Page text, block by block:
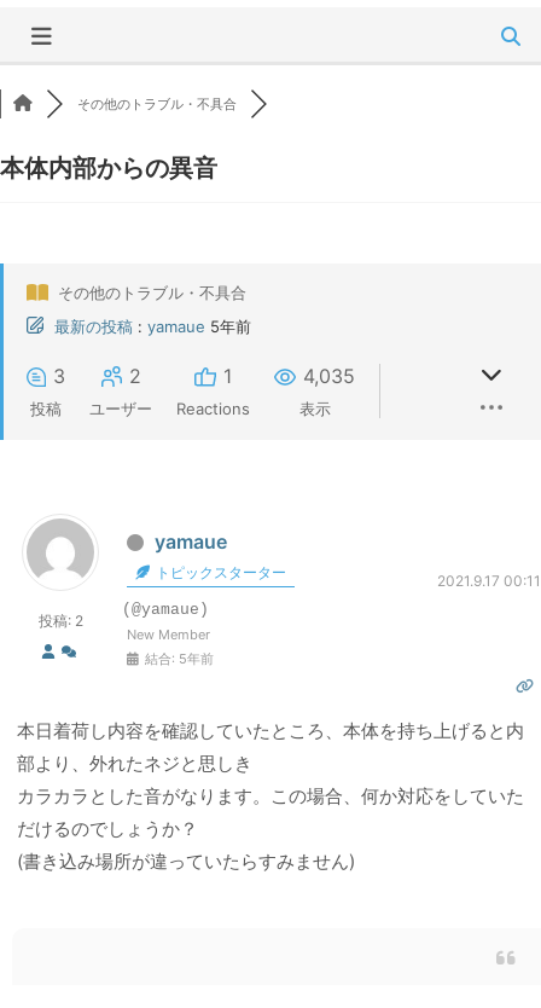
その他のトラブル・不具合
本体内部からの異音
その他のトラブル・不具合
最新の投稿 : yamaue 5年前
3
投稿
2
ユーザー
1
Reactions
4,035
表示
投稿: 2
yamaue
トピックスターター
2021.9.17 00:11
(@yamaue)
New Member
結合: 5年前
本日着荷し内容を確認していたところ、本体を持ち上げると内
部より、外れたネジと思しき
カラカラとした音がなります。この場合、何か対応をしていた
だけるのでしょうか？
(書き込み場所が違っていたらすみません)